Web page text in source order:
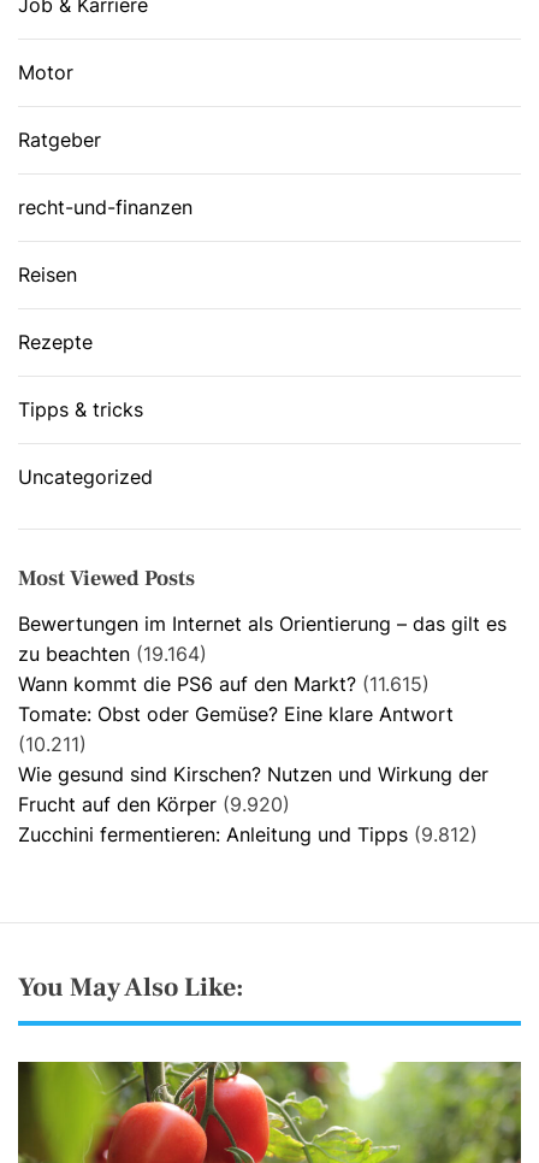
Job & Karriere
Motor
Ratgeber
recht-und-finanzen
Reisen
Rezepte
Tipps & tricks
Uncategorized
Most Viewed Posts
Bewertungen im Internet als Orientierung – das gilt es
zu beachten (19.164)
Wann kommt die PS6 auf den Markt? (11.615)
Tomate: Obst oder Gemüse? Eine klare Antwort
(10.211)
Wie gesund sind Kirschen? Nutzen und Wirkung der
Frucht auf den Körper (9.920)
Zucchini fermentieren: Anleitung und Tipps (9.812)
You May Also Like: